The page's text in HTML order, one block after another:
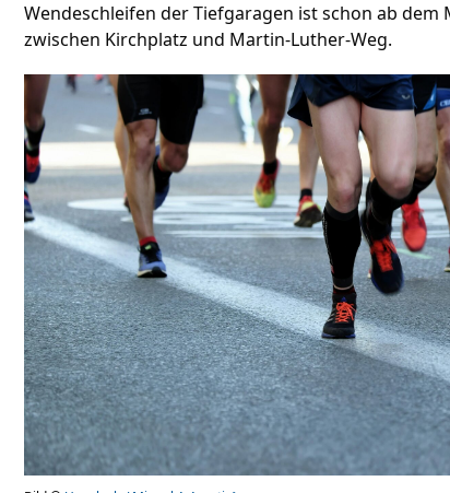
Wendeschleifen der Tiefgaragen ist schon ab
zwischen Kirchplatz und Martin-Luther-Weg.